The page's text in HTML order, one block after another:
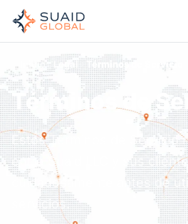
Inicio Legal Términos de Servicio
Términos de
Estos Términos de Servicio
entre Suaid LLC y sus
cuidadosamente antes de
servicios.